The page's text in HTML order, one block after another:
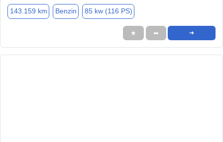
143.159 km Benzin 85 kw (116 PS)
★ ➦ ➜